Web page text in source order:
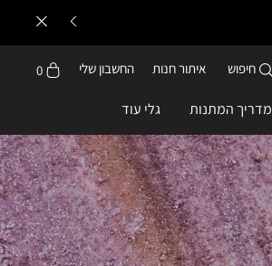
מדריך המתנות גלי עוד
חיפוש איתור חנות החשבון שלי 0